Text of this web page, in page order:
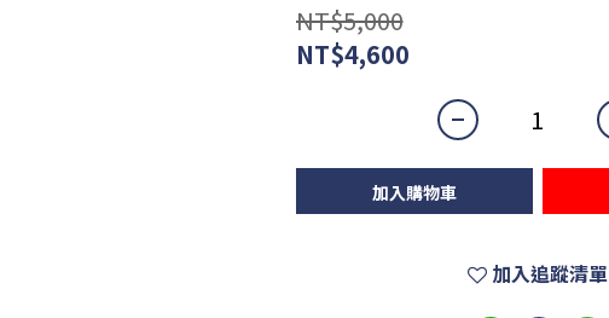
NT$5,000
NT$4,600
加入購物車
加入追蹤清單